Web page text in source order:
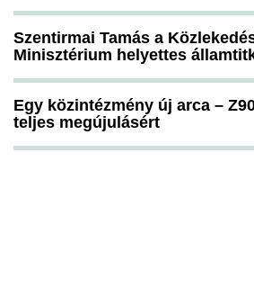
Szentirmai Tamás a
Minisztérium helyettes
Egy közintézmény új arca –
teljes megújulásért